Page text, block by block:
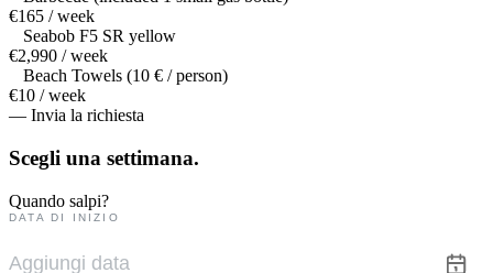
€165 / week
Seabob F5 SR yellow
€2,990 / week
Beach Towels (10 € / person)
€10 / week
— Invia la richiesta
Scegli una settimana.
Quando salpi?
DATA DI INIZIO